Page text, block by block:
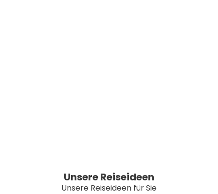
Unsere Reiseideen
Unsere Reiseideen für Sie